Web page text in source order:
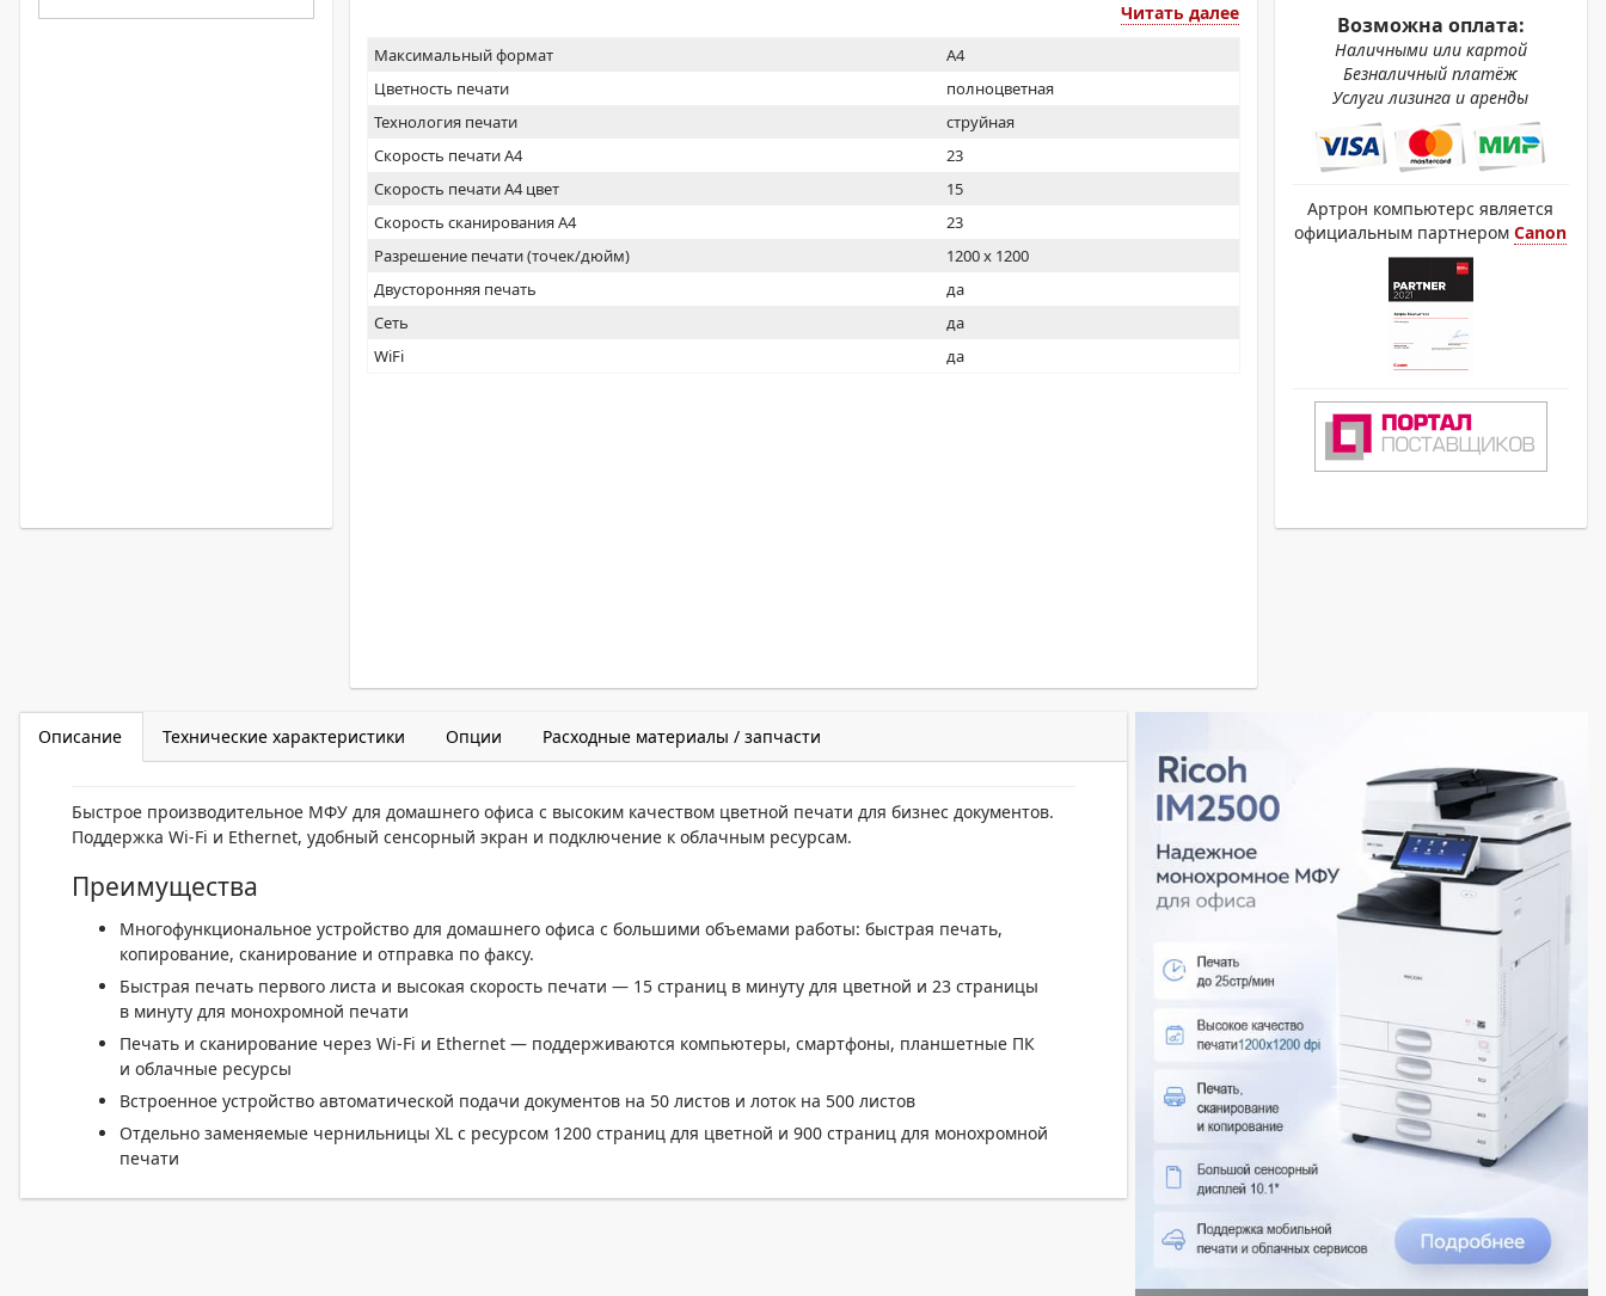
Читать далее
Максимальный формат
A4
Цветность печати
полноцветная
Технология печати
струйная
Скорость печати А4
23
Скорость печати А4 цвет
15
Скорость сканирования А4
23
Разрешение печати (точек/дюйм)
1200 x 1200
Двусторонняя печать
да
Сеть
да
WiFi
да
Возможна оплата:
Наличными или картой
Безналичный платёж
Услуги лизинга и аренды
Артрон компьютерс является
официальным партнеромCanon
Описание Технические характеристики Опции Расходные материалы / запчасти
Быстрое производительное МФУ для домашнего офиса с высоким качеством цветной печати для бизнес документов.
Поддержка Wi-Fi и Ethernet, удобный сенсорный экран и подключение к облачным ресурсам.
Преимущества
Многофункциональное устройство для домашнего офиса с большими объемами работы: быстрая печать,
копирование, сканирование и отправка по факсу.
Быстрая печать первого листа и высокая скорость печати — 15 страниц в минуту для цветной и 23 страницы
в минуту для монохромной печати
Печать и сканирование через Wi-Fi и Ethernet — поддерживаются компьютеры, смартфоны, планшетные ПК
и облачные ресурсы
Встроенное устройство автоматической подачи документов на 50 листов и лоток на 500 листов
Отдельно заменяемые чернильницы XL с ресурсом 1200 страниц для цветной и 900 страниц для монохромной
печати